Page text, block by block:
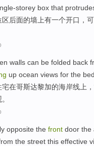
storey box that
区后面的墙上有一个开口 ，
walls can be folded back
up ocean views for the
宅在哥斯达黎加的海岸线 上
。
opposite the front door the
the street this effective